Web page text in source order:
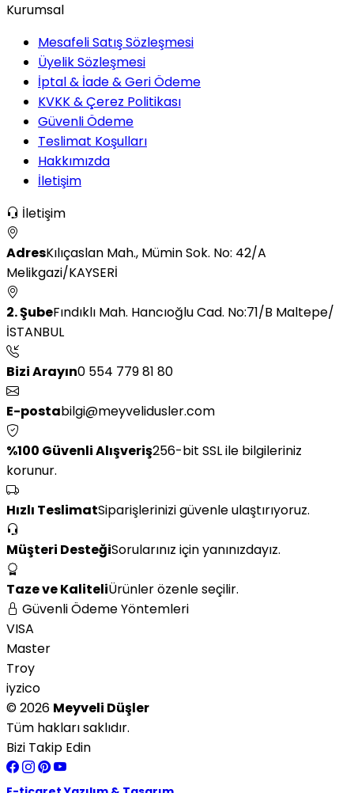
Kurumsal
Mesafeli Satış Sözleşmesi
Üyelik Sözleşmesi
İptal & İade & Geri Ödeme
KVKK & Çerez Politikası
Güvenli Ödeme
Teslimat Koşulları
Hakkımızda
İletişim
İletişim
AdresKılıçaslan Mah., Mümin Sok. No: 42/A
Melikgazi/KAYSERİ
2. ŞubeFındıklı Mah. Hancıoğlu Cad. No:71/B Maltepe/
İSTANBUL
Bizi Arayın0 554 779 81 80
E-postabilgi@meyvelidusler.com
%100 Güvenli Alışveriş256-bit SSL ile bilgileriniz
korunur.
Hızlı TeslimatSiparişlerinizi güvenle ulaştırıyoruz.
Müşteri DesteğiSorularınız için yanınızdayız.
Taze ve KaliteliÜrünler özenle seçilir.
Güvenli Ödeme Yöntemleri
VISA
Master
Troy
iyzico
© 2026 Meyveli Düşler
Tüm hakları saklıdır.
Bizi Takip Edin